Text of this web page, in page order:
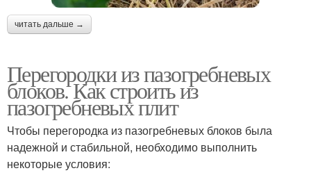
читать дальше →
Перегородки из пазогребневых
блоков. Как строить из
пазогребневых плит
Чтобы перегородка из пазогребневых блоков была
надежной и стабильной, необходимо выполнить
некоторые условия: